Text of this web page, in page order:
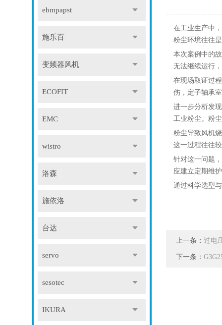
ebmpapst
施乐百
变频器风机
ECOFIT
EMC
wistro
洛森
施依洛
台达
servo
sesotec
IKURA
在工业生产中
粉尘环境往往
本次案例中的
无法继续运行
在现场取证过
伤，定子轴承
进一步分析发
工业粉尘。粉
粉尘导致风机
这一过程往往
针对这一问题
应建立定期维
通过科学选型
上一条： 过电
下一条：